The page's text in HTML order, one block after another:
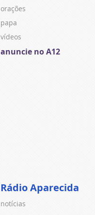
orações
papa
vídeos
anuncie no A12
Rádio Aparecida
notícias